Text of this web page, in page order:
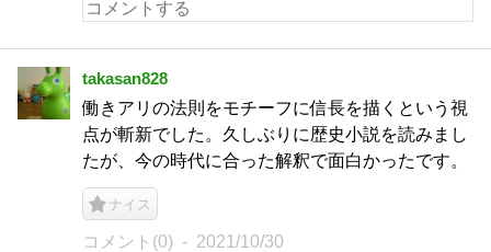
takasan828
働きアリの法則をモチーフに信長を描くという視
点が斬新でした。久しぶりに歴史小説を読みまし
たが、今の時代に合った解釈で面白かったです。
ナイス
コメント(0) 2021/10/30